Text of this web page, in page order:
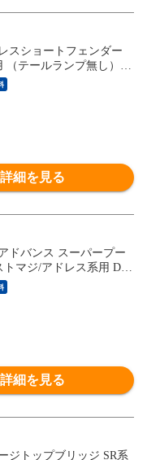
スショートフェンダー
（テールランプ無し） D
返品種別B】
詳細を見る
ドバンス スーパープー
トマジ/アドレス系用 DA
品種別B】
詳細を見る
ジトップブリッジ SR系